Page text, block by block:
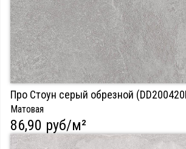
Про Стоун серый обрезной
Матовая
86,90 руб/м²